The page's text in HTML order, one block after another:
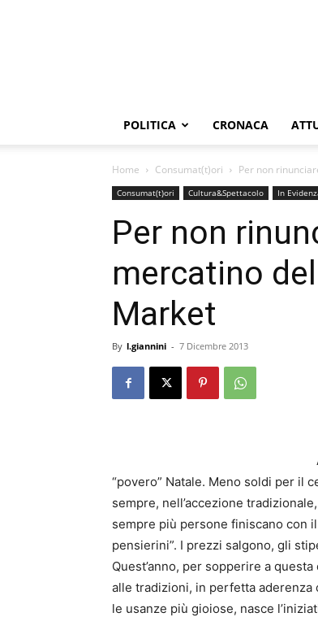
POLITICA CRONACA
Home Consumat(t)ori Per non
Consumat(t)ori Cultura&Spettacolo In
Per non
mercatino
Market
By l.giannini - 7 Dicembre 2013
“povero” Natale. Meno soldi per il
sempre, nell’accezione
sempre più persone finiscano con
pensierini”. I prezzi salgono, gli
Quest’anno, per sopperire a
alle tradizioni, in perfetta aderenza
le usanze più gioiose, nasce